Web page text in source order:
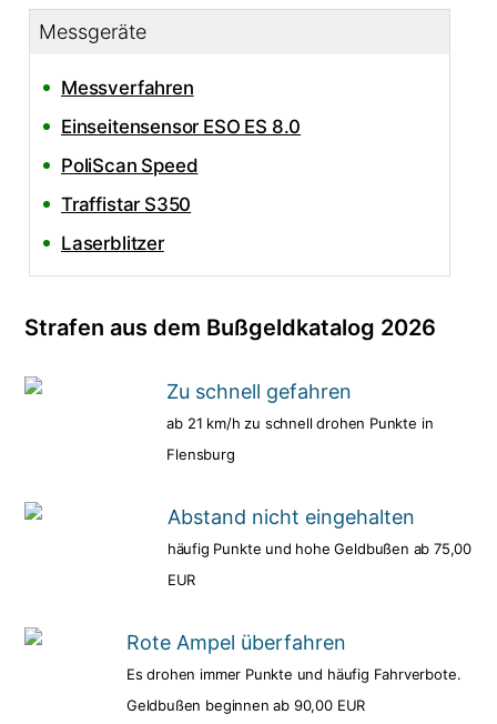
Messgeräte
Messverfahren
Einseitensensor ESO ES 8.0
PoliScan Speed
Traffistar S350
Laserblitzer
Strafen aus dem Bußgeldkatalog 2026
Zu schnell gefahren
ab 21 km/h zu schnell drohen Punkte in
Flensburg
Abstand nicht eingehalten
häufig Punkte und hohe Geldbußen ab 75,00
EUR
Rote Ampel überfahren
Es drohen immer Punkte und häufig Fahrverbote.
Geldbußen beginnen ab 90,00 EUR